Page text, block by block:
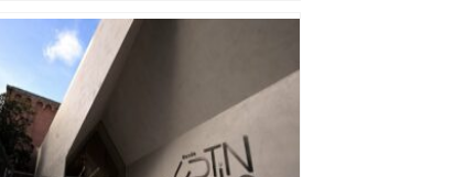
la reprise des bouchons et c'est
plus de 17 km de
autour de Toulouse ce
matin, on vous donne les
à éviter – ladepeche.fr